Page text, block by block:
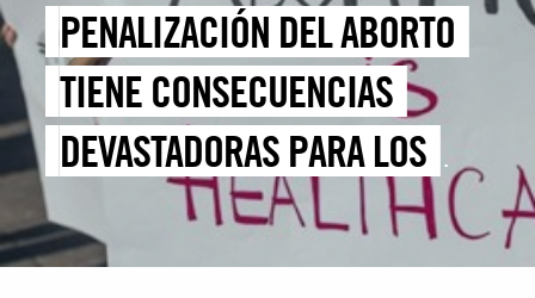
PENALIZACIÓN DEL ABORTO
TIENE CONSECUENCIAS
DEVASTADORAS PARA LOS
DERECHOS DE LAS MUJERES Y
LAS NIÑAS